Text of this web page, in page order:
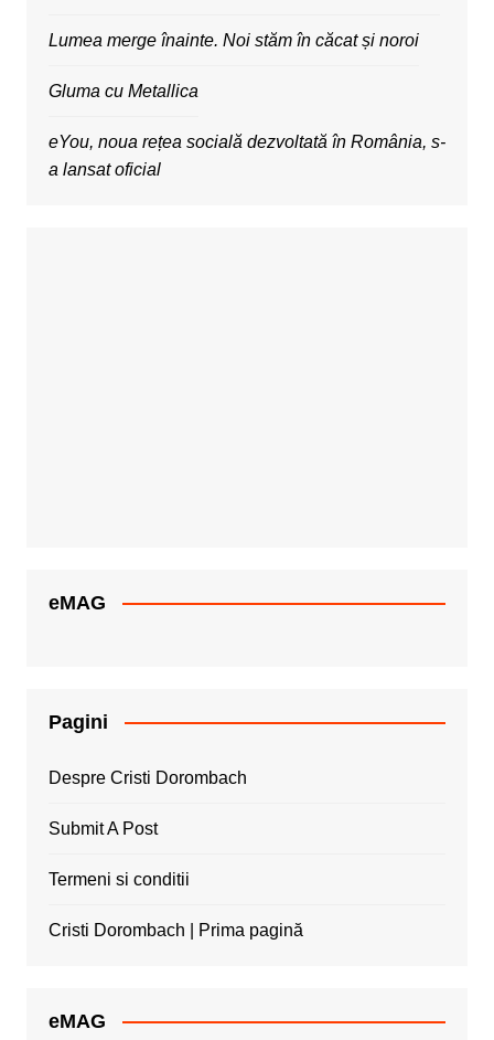
Lumea merge înainte. Noi stăm în căcat și noroi
Gluma cu Metallica
eYou, noua rețea socială dezvoltată în România, s-
a lansat oficial
eMAG
Pagini
Despre Cristi Dorombach
Submit A Post
Termeni si conditii
Cristi Dorombach | Prima pagină
eMAG